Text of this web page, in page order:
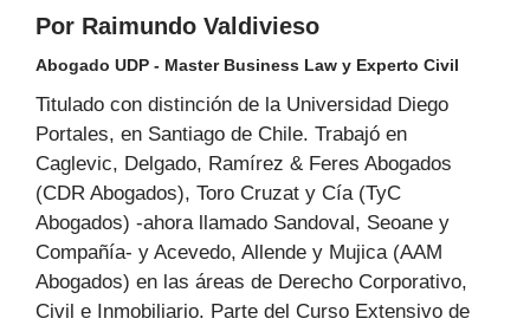
Por Raimundo Valdivieso
Abogado UDP - Master Business Law y Experto Civil
Titulado con distinción de la Universidad Diego
Portales, en Santiago de Chile. Trabajó en
Caglevic, Delgado, Ramírez & Feres Abogados
(CDR Abogados), Toro Cruzat y Cía (TyC
Abogados) -ahora llamado Sandoval, Seoane y
Compañía- y Acevedo, Allende y Mujica (AAM
Abogados) en las áreas de Derecho Corporativo,
Civil e Inmobiliario. Parte del Curso Extensivo de